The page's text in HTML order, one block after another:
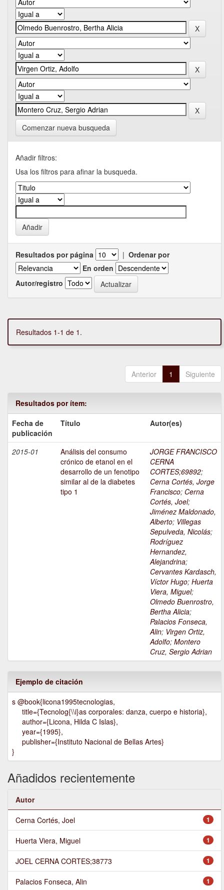
Comenzar nueva busqueda
Añadir filtros:
Usa los filtros para afinar la busqueda.
Resultados por página | Ordenar por
En orden
Autor/registro
Resultados 1-1 de 1.
Anterior 1 Siguiente
Resultados por ítem:
Fecha de
publicación
Título Autor(es)
2015-01
Análisis del consumo
crónico de etanol en el
desarrollo de un fenotipo
similar al de la diabetes
tipo 1
JORGE FRANCISCO
CERNA
CORTES;69892;
Cerna Cortés, Jorge
Francisco; Cerna
Cortés, Joel;
Jiménez Maldonado,
Alberto; Villegas
Sepulveda, Nicolás;
Rodríguez
Hernandez,
Alejandrina;
Cervantes Kardasch,
Víctor Hugo; Huerta
Viera, Miguel;
Olmedo Buenrostro,
Bertha Alicia;
Palacios Fonseca,
Alin; Virgen Ortiz,
Adolfo; Montero
Cruz, Sergio Adrian
Ejemplo de citación
s @book{licona1995tecnologias,
title={Tecnolog{\\i}as corporales: danza, cuerpo e historia},
author={Licona, Hilda C Islas},
year={1995},
publisher={Instituto Nacional de Bellas Artes}
}
Añadidos recientemente
Autor
1
Cerna Cortés, Joel
1
Huerta Viera, Miguel
1
JOEL CERNA CORTES;38773
1
Palacios Fonseca, Alin